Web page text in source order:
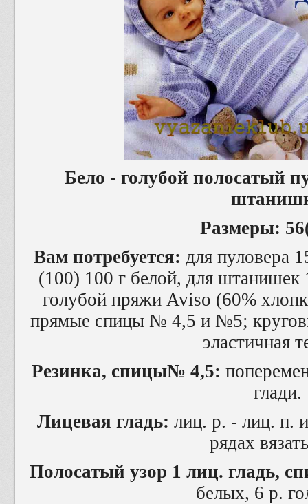
Бело - голубой полосатый
Размеры:
Вам потребуется: для пуловера
(100) 100 г белой, для штанишек
голубой пряжи Aviso (60%
прямые спицы № 4,5 и №5;
эластичная
Резинка, спицы№ 4,5:
глади.
Лицевая гладь: лиц. р. - лиц. п.
рядах
Полосатый узор 1 лиц. гладь,
белых, 6 р.